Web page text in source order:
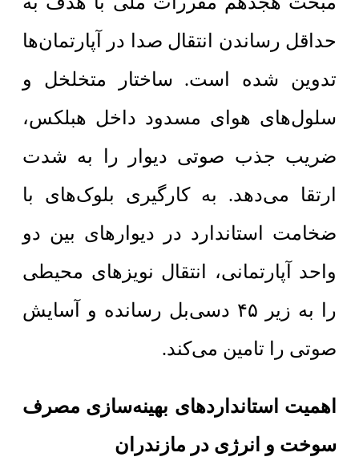
حداقل رساندن انتقال صدا در آپارتمان‌ها
تدوین شده است. ساختار متخلخل و
سلول‌های هوای مسدود داخل هبلکس،
ضریب جذب صوتی دیوار را به شدت
ارتقا می‌دهد. به کارگیری بلوک‌های با
ضخامت استاندارد در دیوارهای بین دو
واحد آپارتمانی، انتقال نویزهای محیطی
را به زیر ۴۵ دسی‌بل رسانده و آسایش
صوتی را تامین می‌کند.
اهمیت استانداردهای بهینه‌سازی مصرف
سوخت و انرژی در مازندران